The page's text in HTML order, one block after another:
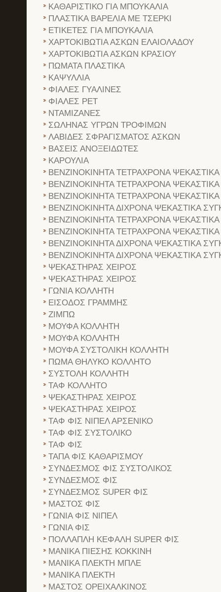
ΚΑΘΑΡΙΣΤΙΚΟ ΓΙΑ ΜΠΟΥΚΑΛΙΑ
ΠΛΑΣΤΙΚΑ ΒΑΡΕΛΙΑ ΜΕ ΤΣΕΡΚΙ
ΕΤΙΚΕΤΕΣ ΓΙΑ ΜΠΟΥΚΑΛΙΑ
ΧΑΡΤΟΚΙΒΩΤΙΑ ΑΣΚΩΝ ΕΛΑΙΟΛΑΔΟΥ
ΧΑΡΤΟΚΙΒΩΤΙΑ ΑΣΚΩΝ ΚΡΑΣΙΟΥ
ΠΩΜΑΤΑ ΠΛΑΣΤΙΚΑ
ΚΑΨΥΛΛΙΑ
ΦΙΑΛΕΣ ΓΥΑΛΙΝΕΣ
ΦΙΑΛΕΣ PET
ΝΤΑΜΙΖΑΝΕΣ
ΣΩΛΗΝΑΣ ΥΓΡΩΝ ΤΡΟΦΙΜΩΝ
ΛΑΒΙΔΕΣ ΣΦΡΑΓΙΣΜΑΤΟΣ ΑΣΚΩΝ
ΒΑΣΕΙΣ ΑΝΟΞΕΙΔΩΤΕΣ
ΚΑΡΟΥΛΙΑ
ΒΕΝΖΙΝΟΚΙΝΗΤΑ ΤΕΤΡΑΧΡΟΝΑ
ΒΕΝΖΙΝΟΚΙΝΗΤΑ ΤΕΤΡΑΧΡΟΝΑ
ΒΕΝΖΙΝΟΚΙΝΗΤΑ ΤΕΤΡΑΧΡΟΝΑ
ΒΕΝΖΙΝΟΚΙΝΗΤΑ ΔΙΧΡΟΝΑ ΨΕΚΑΣΤΙΚΑ
ΒΕΝΖΙΝΟΚΙΝΗΤΑ ΤΕΤΡΑΧΡΟΝΑ ΨΕΚΑΣΤΙΚΑ
ΒΕΝΖΙΝΟΚΙΝΗΤΑ ΤΕΤΡΑΧΡΟΝΑ ΨΕΚΑΣΤΙΚΑ
ΒΕΝΖΙΝΟΚΙΝΗΤΑ ΔΙΧΡΟΝΑ ΨΕΚΑΣΤΙΚΑ
ΒΕΝΖΙΝΟΚΙΝΗΤΑ ΔΙΧΡΟΝΑ ΨΕΚΑΣΤΙΚΑ
ΨΕΚΑΣΤΗΡΑΣ ΧΕΙΡΟΣ
ΨΕΚΑΣΤΗΡΑΣ ΧΕΙΡΟΣ
ΓΩΝΙΑ ΚΟΛΛΗΤΗ
ΕΙΣΟΔΟΣ ΓΡΑΜΜΗΣ
ΖΙΜΠΩ
ΜΟΥΦΑ ΚΟΛΛΗΤΗ
ΜΟΥΦΑ ΚΟΛΛΗΤΗ
ΜΟΥΦΑ ΣΥΣΤΟΛΙΚΗ ΚΟΛΛΗΤΗ
ΠΩΜΑ ΘΗΛΥΚΟ ΚΟΛΛΗΤΟ
ΣΥΣΤΟΛΗ ΚΟΛΛΗΤΗ
ΤΑΦ ΚΟΛΛΗΤΟ
ΨΕΚΑΣΤΗΡΑΣ ΧΕΙΡΟΣ
ΨΕΚΑΣΤΗΡΑΣ ΧΕΙΡΟΣ
ΤΑΦ ΦΙΣ ΝΙΠΕΛ ΑΡΣΕΝΙΚΟ
ΤΑΦ ΦΙΣ ΣΥΣΤΟΛΙΚΟ
ΤΑΦ ΦΙΣ
ΤΑΠΑ ΦΙΣ ΚΑΘΑΡΙΣΜΟΥ
ΣΥΝΔΕΣΜΟΣ ΦΙΣ ΣΥΣΤΟΛΙΚΟΣ
ΣΥΝΔΕΣΜΟΣ ΦΙΣ
ΣΥΝΔΕΣΜΟΣ SUPER ΦΙΣ
ΜΑΣΤΟΣ ΦΙΣ
ΓΩΝΙΑ ΦΙΣ ΝΙΠΕΛ
ΓΩΝΙΑ ΦΙΣ
ΠΟΛΛΑΠΛΗ ΚΕΦΑΛΗ SUPER ΦΙΣ
ΜΑΝΙΚΑ ΠΙΕΣΗΣ ΚΟΚΚΙΝΗ
ΜΑΝΙΚΑ ΠΛΕΚΤΗ ΜΠΛΕ
ΜΑΝΙΚΑ ΠΛΕΚΤΗ
ΜΑΣΤΟΣ ΟΡΕΙΧΑΛΚΙΝΟΣ